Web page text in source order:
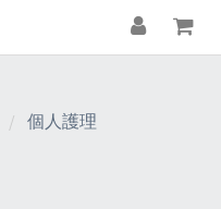
個人護理